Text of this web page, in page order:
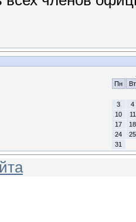
Пн
Вт
3
4
10
11
17
18
24
25
31